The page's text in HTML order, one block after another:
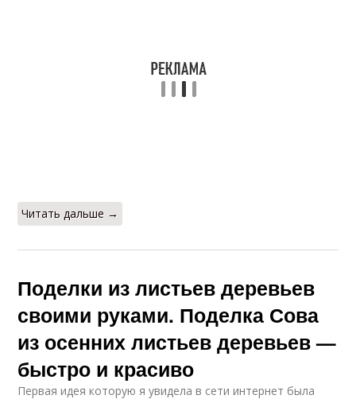
Читать дальше →
Поделки из листьев деревьев
своими руками. Поделка Сова
из осенних листьев деревьев —
быстро и красиво
Первая идея которую я увидела в сети интернет была